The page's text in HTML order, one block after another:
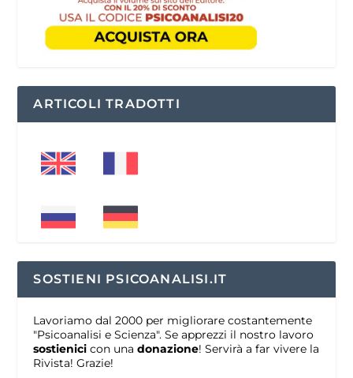
ARTICOLI TRADOTTI
SOSTIENI PSICOANALISI.IT
Lavoriamo dal 2000 per migliorare costantemente
"Psicoanalisi e Scienza". Se apprezzi il nostro lavoro
sostienici con unadonazione! Servirà a far vivere la
Rivista! Grazie!